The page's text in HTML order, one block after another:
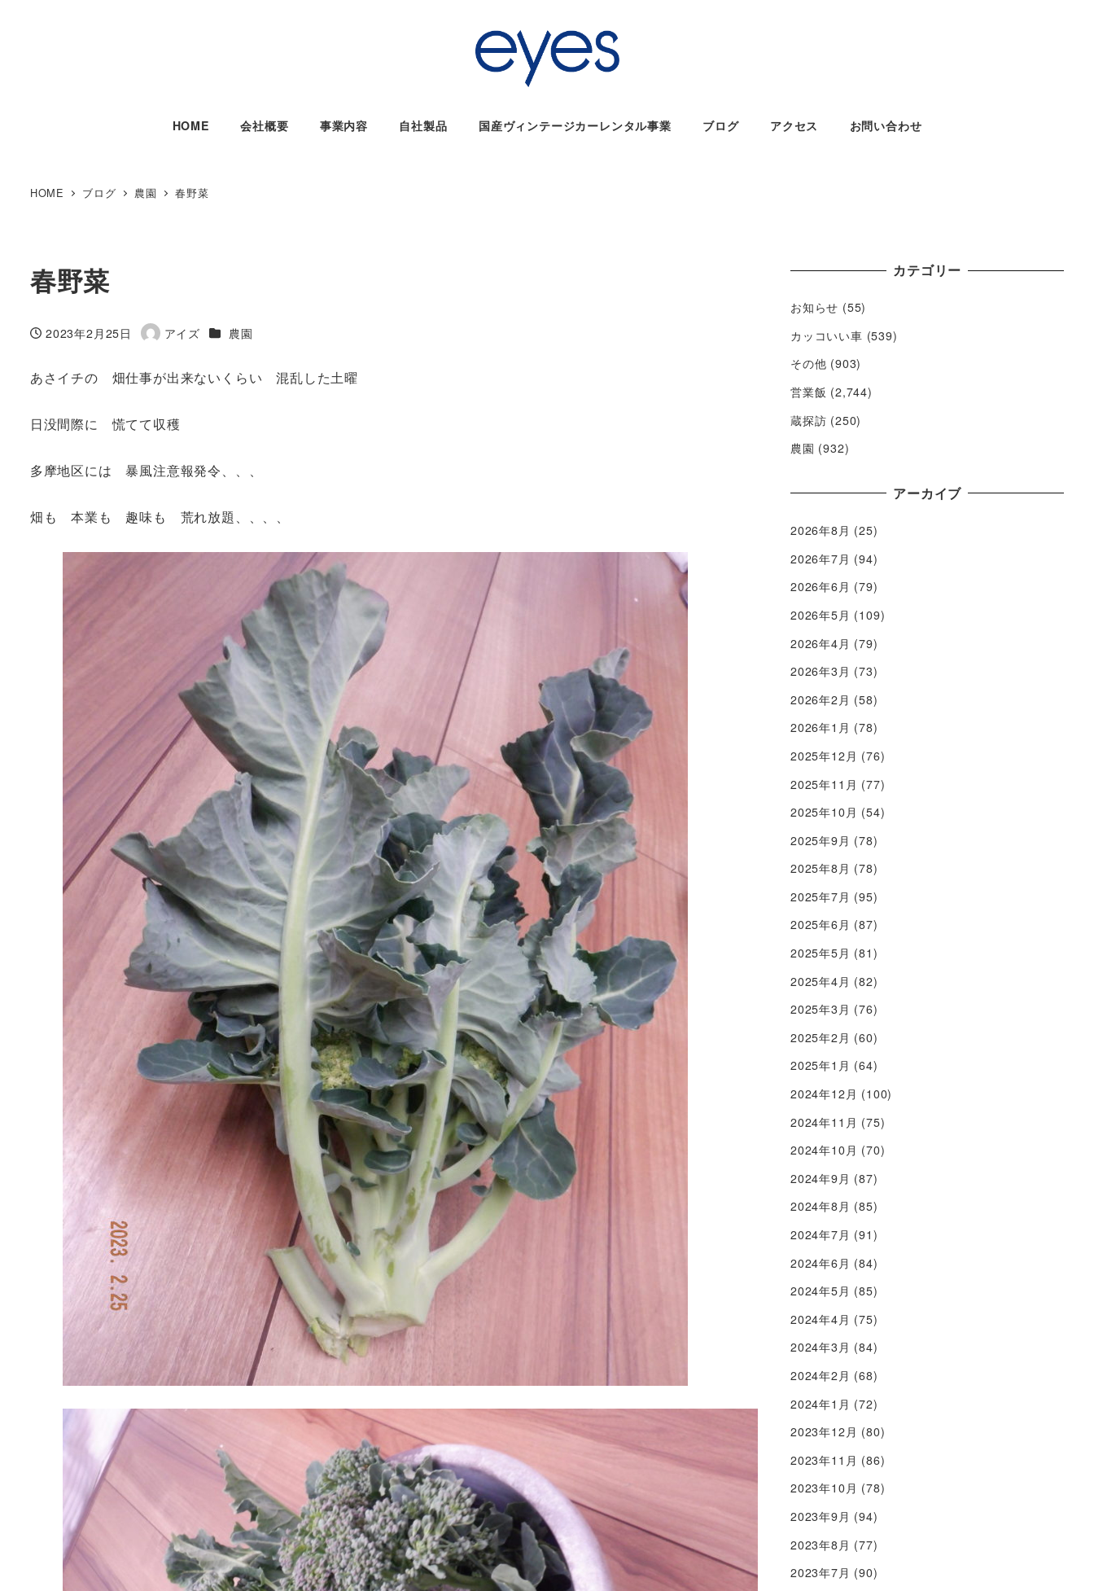
HOME 会社概要 事業内容 自社製品 国産ヴィンテージカーレンタル事業 ブログ アクセス お問い合わせ
HOME ブログ 農園 春野菜
春野菜
投稿日
2023年2月25日
著
アイズ カテゴリー
農園
あさイチの 畑仕事が出来ないくらい 混乱した土曜
日没間際に 慌てて収穫
多摩地区には 暴風注意報発令、、、
畑も 本業も 趣味も 荒れ放題、、、、
カテゴリー
お知らせ (55)
カッコいい車 (539)
その他 (903)
営業飯 (2,744)
蔵探訪 (250)
農園 (932)
アーカイブ
2026年8月 (25)
2026年7月 (94)
2026年6月 (79)
2026年5月 (109)
2026年4月 (79)
2026年3月 (73)
2026年2月 (58)
2026年1月 (78)
2025年12月 (76)
2025年11月 (77)
2025年10月 (54)
2025年9月 (78)
2025年8月 (78)
2025年7月 (95)
2025年6月 (87)
2025年5月 (81)
2025年4月 (82)
2025年3月 (76)
2025年2月 (60)
2025年1月 (64)
2024年12月 (100)
2024年11月 (75)
2024年10月 (70)
2024年9月 (87)
2024年8月 (85)
2024年7月 (91)
2024年6月 (84)
2024年5月 (85)
2024年4月 (75)
2024年3月 (84)
2024年2月 (68)
2024年1月 (72)
2023年12月 (80)
2023年11月 (86)
2023年10月 (78)
2023年9月 (94)
2023年8月 (77)
2023年7月 (90)